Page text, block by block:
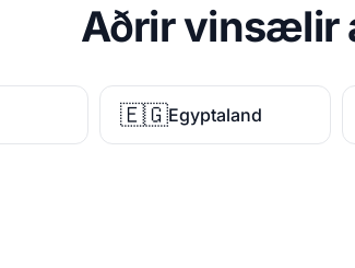
Aðrir vinsælir
🇪🇬Egyptaland